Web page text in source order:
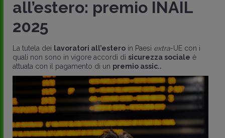
all’estero: premio INAIL
2025
La tutela dei lavoratori all’estero in Paesi extra-UE con i
quali non sono in vigore accordi di sicurezza sociale è
attuata con il pagamento di un premio assic..